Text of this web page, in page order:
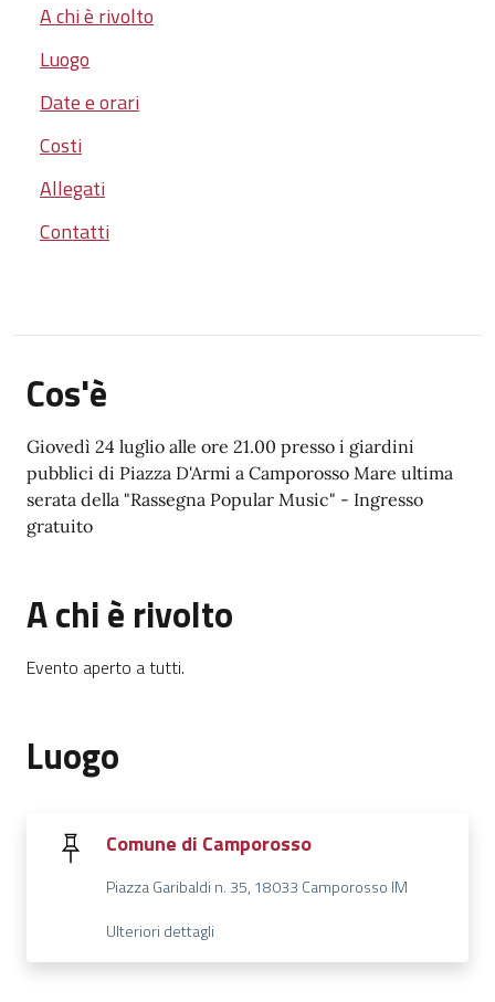
A chi è rivolto
Luogo
Date e orari
Costi
Allegati
Contatti
Cos'è
Giovedì 24 luglio alle ore 21.00 presso i giardini
pubblici di Piazza D'Armi a Camporosso Mare ultima
serata della "Rassegna Popular Music" - Ingresso
gratuito
A chi è rivolto
Evento aperto a tutti.
Luogo
Comune di Camporosso
Piazza Garibaldi n. 35, 18033 Camporosso IM
Ulteriori dettagli